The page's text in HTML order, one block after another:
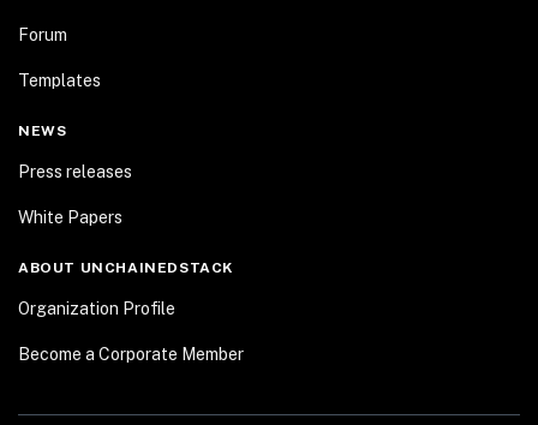
Forum
Templates
NEWS
Press releases
White Papers
ABOUT UNCHAINEDSTACK
Organization Profile
Become a Corporate Member